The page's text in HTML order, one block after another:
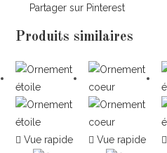
Partager sur Pinterest
Produits similaires
Vue rapide Vue rapide